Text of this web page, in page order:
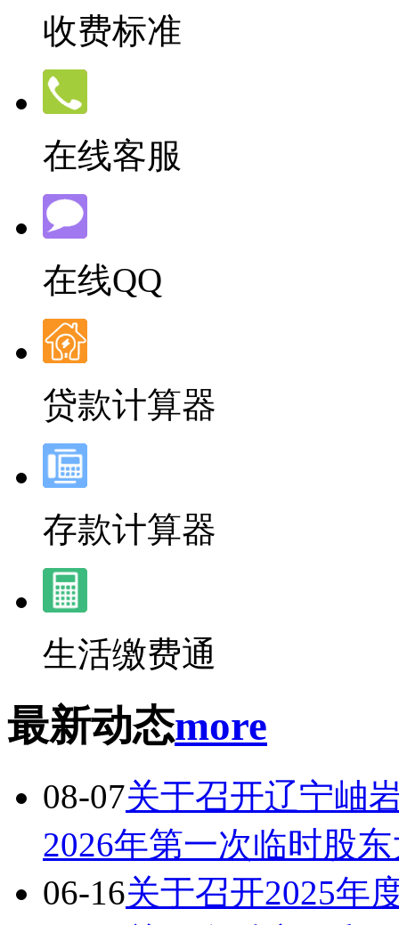
收费标准
在线客服
在线QQ
贷款计算器
存款计算器
生活缴费通
最新动态more
08-07关于召开辽宁岫
2026年第一次临时股
06-16关于召开2025年